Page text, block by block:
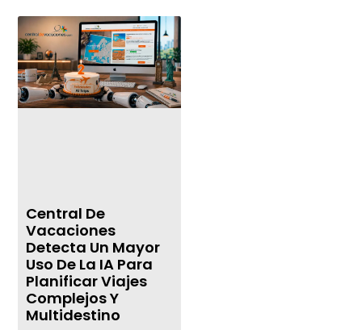
Central De
Vacaciones
Detecta Un Mayor
Uso De La IA Para
Planificar Viajes
Complejos Y
Multidestino